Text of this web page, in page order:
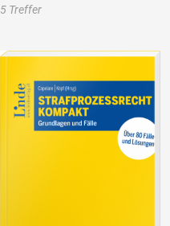
5 Treffer